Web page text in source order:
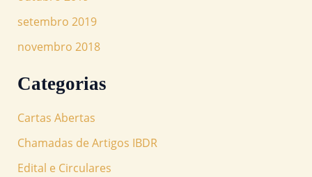
setembro 2019
novembro 2018
Categorias
Cartas Abertas
Chamadas de Artigos IBDR
Edital e Circulares